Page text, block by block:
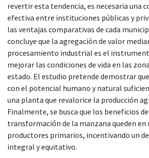
revertir esta tendencia, es necesaria una
efectiva entre instituciones públicas y
las ventajas comparativas de cada
concluye que la agregación de valor
procesamiento industrial es el
mejorar las condiciones de vida en las
estado. El estudio pretende demostrar
con el potencial humano y natural
una planta que revalorice la producción
Finalmente, se busca que los beneficios
transformación de la manzana queden en
productores primarios, incentivando un
integral y equitativo.